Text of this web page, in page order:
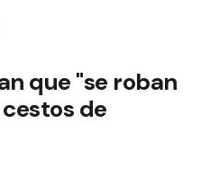
que "se roban
de